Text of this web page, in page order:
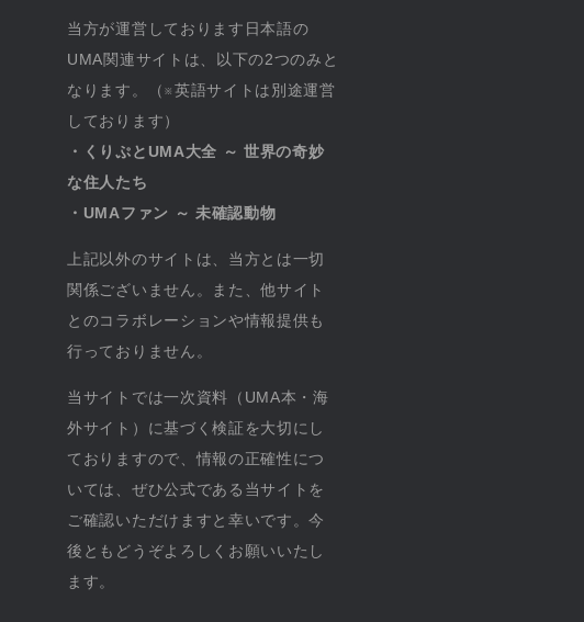
当方が運営しております日本語の
UMA関連サイトは、以下の2つのみと
なります。（※英語サイトは別途運営
しております）
・くりぷとUMA大全 ～ 世界の奇妙
な住人たち
・UMAファン ～ 未確認動物
上記以外のサイトは、当方とは一切
関係ございません。また、他サイト
とのコラボレーションや情報提供も
行っておりません。
当サイトでは一次資料（UMA本・海
外サイト）に基づく検証を大切にし
ておりますので、情報の正確性につ
いては、ぜひ公式である当サイトを
ご確認いただけますと幸いです。今
後ともどうぞよろしくお願いいたし
ます。